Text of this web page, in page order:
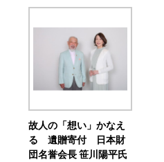
故人の「想い」かなえ
る 遺贈寄付 日本財
団名誉会長 笹川陽平氏